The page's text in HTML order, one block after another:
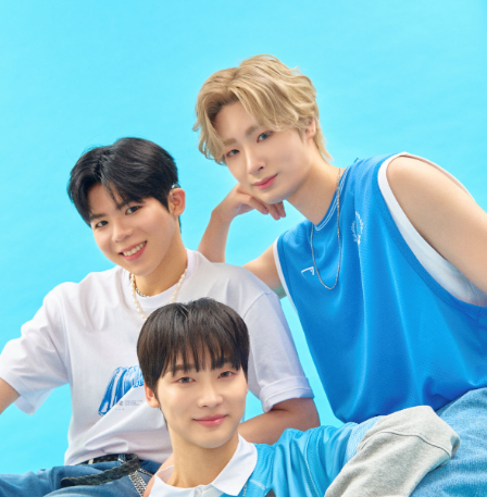
대표이사 : 차해리사업자등록번호 : 641-81-02021
주소 : 서울시 강남구 논현동 212-21 조이빌딩 6층
대표번호 : 02-1877-8705
Email : contact@parastar.org
PARASTAR Entertainment .co., All Rigths Reserved.